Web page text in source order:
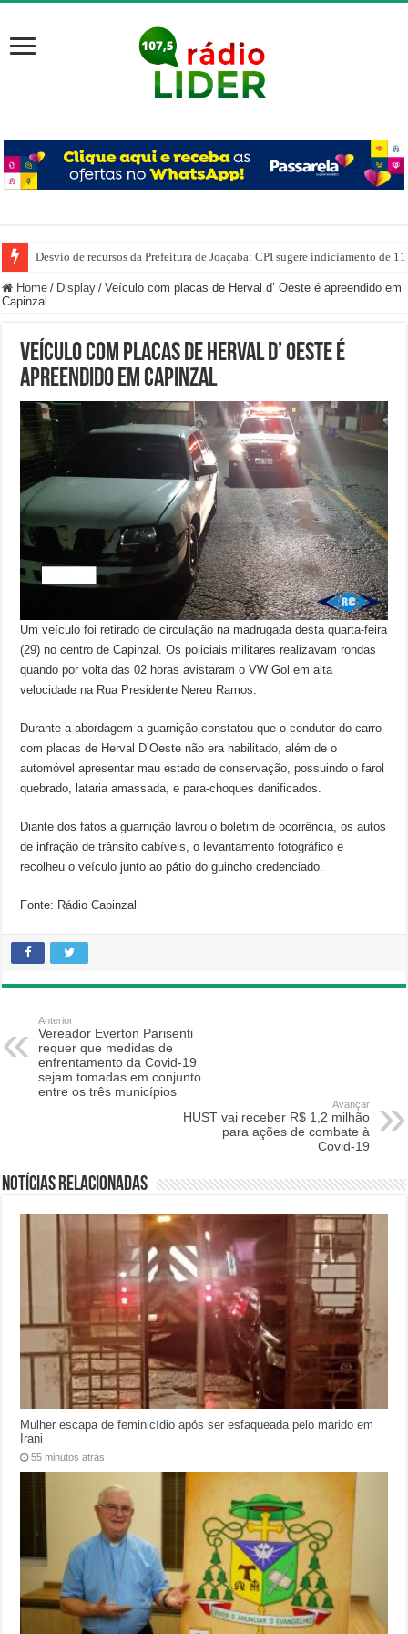
Desvio de recursos da Prefeitura de Joaçaba: CPI sugere indiciamento de 11
PM prende homem por agredir companheira e apreende quase 1 kg de
Home / Display / Veículo com placas de Herval d’ Oeste é apreendido em
Capinzal
Veículo com placas de Herval d’ Oeste é
apreendido em Capinzal
Um veículo foi retirado de circulação na madrugada desta quarta-feira
(29) no centro de Capinzal. Os policiais militares realizavam rondas
quando por volta das 02 horas avistaram o VW Gol em alta
velocidade na Rua Presidente Nereu Ramos.
Durante a abordagem a guarnição constatou que o condutor do carro
com placas de Herval D’Oeste não era habilitado, além de o
automóvel apresentar mau estado de conservação, possuindo o farol
quebrado, lataria amassada, e para-choques danificados.
Diante dos fatos a guarnição lavrou o boletim de ocorrência, os autos
de infração de trânsito cabíveis, o levantamento fotográfico e
recolheu o veículo junto ao pátio do guincho credenciado.
Fonte: Rádio Capinzal
Anterior
Vereador Everton Parisenti
requer que medidas de
enfrentamento da Covid-19
sejam tomadas em conjunto
entre os três municípios
Avançar
HUST vai receber R$ 1,2 milhão
para ações de combate à
Covid-19
Notícias relacionadas
Mulher escapa de feminicídio após ser esfaqueada pelo marido em
Irani
55 minutos atrás